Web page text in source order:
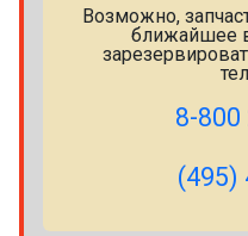
Возможно,
ближайшее
8-800
(495)